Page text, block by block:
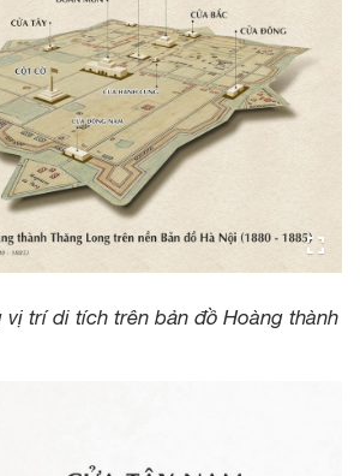
vị trí di tích trên bản đồ Hoàng thành